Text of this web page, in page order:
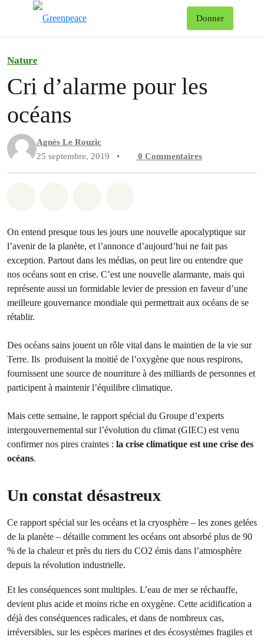
Donner
Nature
Cri d’alarme pour les
océans
Agnès Le Rouzic
25 septembre, 2019
• 0 Commentaires
On entend presque tous les jours une nouvelle apocalyptique sur
l’avenir de la planète, et l’annonce d’aujourd’hui ne fait pas
exception. Partout dans les médias, on peut lire ou entendre que
nos océans sont en crise. C’est une nouvelle alarmante, mais qui
représente aussi un formidable levier de pression en faveur d’une
meilleure gouvernance mondiale qui permettrait aux océans de se
rétablir.
Des océans sains jouent un rôle vital dans le maintien de la vie sur
Terre. Ils produisent la moitié de l’oxygène que nous respirons,
fournissent une source de nourriture à des milliards de personnes et
participent à maintenir l’équilibre climatique.
Mais cette semaine, le rapport spécial du Groupe d’experts
intergouvernemental sur l’évolution du climat (GIEC) est venu
confirmer nos pires craintes : la crise climatique est une crise des
océans.
Un constat désastreux
Ce rapport spécial sur les océans et la cryosphère – les zones gelées
de la planète – détaille comment les océans ont absorbé plus de 90
% de la chaleur et près du tiers du CO2 émis dans l’atmosphère
depuis la révolution industrielle.
Et les conséquences sont multiples. L’eau de mer se réchauffe,
devient plus acide et moins riche en oxygène. Cette acidification a
déjà des conséquences radicales, et dans de nombreux cas,
irréversibles, sur les espèces marines et des écosystèmes fragiles et